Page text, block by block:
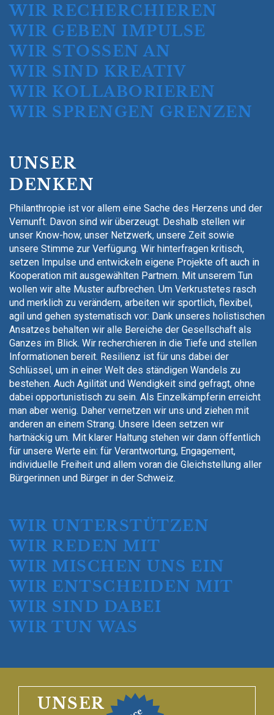
WIR RECHERCHIEREN
WIR GEBEN IMPULSE
WIR STOSSEN AN
WIR SIND KREATIV
WIR KOLLABORIEREN
WIR SPRENGEN GRENZEN
UNSER
DENKEN
Philanthropie ist vor allem eine Sache des Herzens und der
Vernunft. Davon sind wir überzeugt. Deshalb stellen wir
unser Know-how, unser Netzwerk, unsere Zeit sowie
unsere Stimme zur Verfügung. Wir hinterfragen kritisch,
setzen Impulse und entwickeln eigene Projekte oft auch in
Kooperation mit ausgewählten Partnern. Mit unserem Tun
wollen wir alte Muster aufbrechen. Um Verkrustetes rasch
und merklich zu verändern, arbeiten wir sportlich, flexibel,
agil und gehen systematisch vor: Dank unseres holistischen
Ansatzes behalten wir alle Bereiche der Gesellschaft als
Ganzes im Blick. Wir recherchieren in die Tiefe und stellen
Informationen bereit. Resilienz ist für uns dabei der
Schlüssel, um in einer Welt des ständigen Wandels zu
bestehen. Auch Agilität und Wendigkeit sind gefragt, ohne
dabei opportunistisch zu sein. Als Einzelkämpferin erreicht
man aber wenig. Daher vernetzen wir uns und ziehen mit
anderen an einem Strang. Unsere Ideen setzen wir
hartnäckig um. Mit klarer Haltung stehen wir dann öffentlich
für unsere Werte ein: für Verantwortung, Engagement,
individuelle Freiheit und allem voran die Gleichstellung aller
Bürgerinnen und Bürger in der Schweiz.
WIR UNTERSTÜTZEN
WIR REDEN MIT
WIR MISCHEN UNS EIN
WIR ENTSCHEIDEN MIT
WIR SIND DABEI
WIR TUN WAS
UNSER